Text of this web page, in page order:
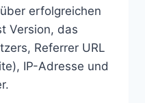
erfolgreichen
Version, das
Referrer URL
IP-Adresse und